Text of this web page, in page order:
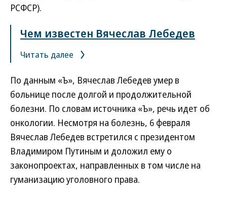
РСФСР).
Чем известен Вячеслав Лебедев
Читать далее
По данным «Ъ», Вячеслав Лебедев умер в
больнице после долгой и продолжительной
болезни. По словам источника «Ъ», речь идет об
онкологии. Несмотря на болезнь, 6 февраля
Вячеслав Лебедев встретился с президентом
Владимиром Путиным и доложил ему о
законопроектах, направленных в том числе на
гуманизацию уголовного права.